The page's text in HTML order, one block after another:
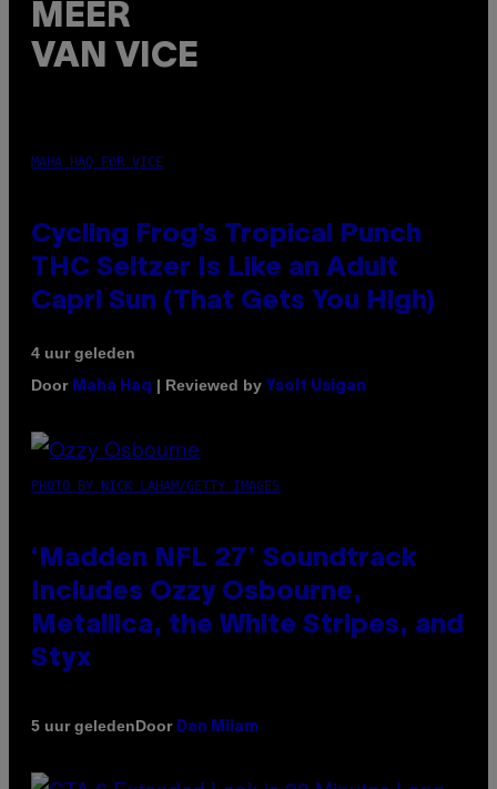
MEER
VAN VICE
MAHA HAQ FOR VICE
Cycling Frog’s Tropical Punch
THC Seltzer Is Like an Adult
Capri Sun (That Gets You High)
4 uur geleden
Door Maha Haq | Reviewed by Ysolt Usigan
PHOTO BY NICK LAHAM/GETTY IMAGES
‘Madden NFL 27’ Soundtrack
Includes Ozzy Osbourne,
Metallica, the White Stripes, and
Styx
5 uur geledenDoor Dan Milam